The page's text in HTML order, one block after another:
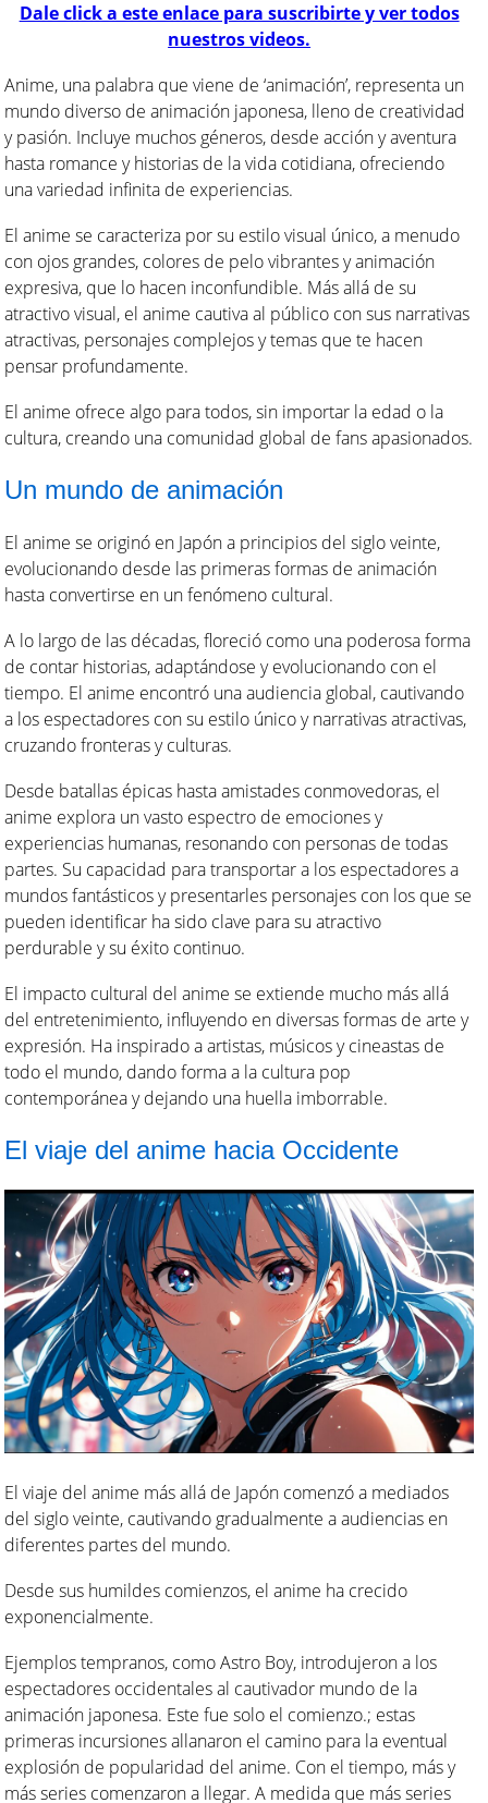
Dale click a este enlace para suscribirte y ver todos
nuestros videos.
Anime, una palabra que viene de ‘animación’, representa un
mundo diverso de animación japonesa, lleno de creatividad
y pasión. Incluye muchos géneros, desde acción y aventura
hasta romance y historias de la vida cotidiana, ofreciendo
una variedad infinita de experiencias.
El anime se caracteriza por su estilo visual único, a menudo
con ojos grandes, colores de pelo vibrantes y animación
expresiva, que lo hacen inconfundible. Más allá de su
atractivo visual, el anime cautiva al público con sus narrativas
atractivas, personajes complejos y temas que te hacen
pensar profundamente.
El anime ofrece algo para todos, sin importar la edad o la
cultura, creando una comunidad global de fans apasionados.
Un mundo de animación
El anime se originó en Japón a principios del siglo veinte,
evolucionando desde las primeras formas de animación
hasta convertirse en un fenómeno cultural.
A lo largo de las décadas, floreció como una poderosa forma
de contar historias, adaptándose y evolucionando con el
tiempo. El anime encontró una audiencia global, cautivando
a los espectadores con su estilo único y narrativas atractivas,
cruzando fronteras y culturas.
Desde batallas épicas hasta amistades conmovedoras, el
anime explora un vasto espectro de emociones y
experiencias humanas, resonando con personas de todas
partes. Su capacidad para transportar a los espectadores a
mundos fantásticos y presentarles personajes con los que se
pueden identificar ha sido clave para su atractivo
perdurable y su éxito continuo.
El impacto cultural del anime se extiende mucho más allá
del entretenimiento, influyendo en diversas formas de arte y
expresión. Ha inspirado a artistas, músicos y cineastas de
todo el mundo, dando forma a la cultura pop
contemporánea y dejando una huella imborrable.
El viaje del anime hacia Occidente
El viaje del anime más allá de Japón comenzó a mediados
del siglo veinte, cautivando gradualmente a audiencias en
diferentes partes del mundo.
Desde sus humildes comienzos, el anime ha crecido
exponencialmente.
Ejemplos tempranos, como Astro Boy, introdujeron a los
espectadores occidentales al cautivador mundo de la
animación japonesa. Este fue solo el comienzo.; estas
primeras incursiones allanaron el camino para la eventual
explosión de popularidad del anime. Con el tiempo, más y
más series comenzaron a llegar. A medida que más series